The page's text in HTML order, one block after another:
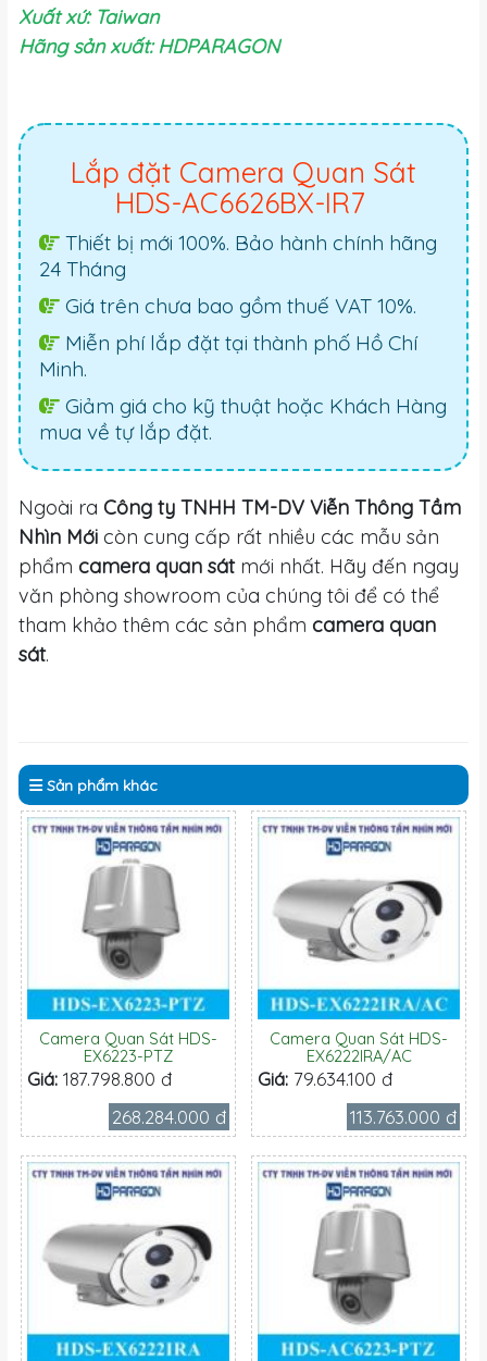
Xuất xứ: Taiwan
Hãng sản xuất: HDPARAGON
Lắp đặt Camera Quan Sát
HDS-AC6626BX-IR7
Thiết bị mới 100%. Bảo hành chính hãng
24 Tháng
Giá trên chưa bao gồm thuế VAT 10%.
Miễn phí lắp đặt tại thành phố Hồ Chí
Minh.
Giảm giá cho kỹ thuật hoặc Khách Hàng
mua về tự lắp đặt.
Ngoài ra Công ty TNHH TM-DV Viễn Thông Tầm
Nhìn Mới còn cung cấp rất nhiều các mẫu sản
phẩm camera quan sátmới nhất. Hãy đến ngay
văn phòng showroom của chúng tôi để có thể
tham khảo thêm các sản phẩm camera quan
sát.
Sản phẩm khác
Camera Quan Sát HDS-
EX6223-PTZ
Giá: 187.798.800 đ
268.284.000 đ
Camera Quan Sát HDS-
EX6222IRA/AC
Giá: 79.634.100 đ
113.763.000 đ